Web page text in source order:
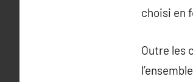
choisi en
Outre les